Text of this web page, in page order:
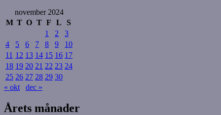
november 2024
M T O T F L
S
1
2
3
4
5 6 7 8 9
10
11 12 13 14 15 16 17
18 19 20 21 22 23 24
25 26 27 28 29 30
« okt
dec »
Årets månader